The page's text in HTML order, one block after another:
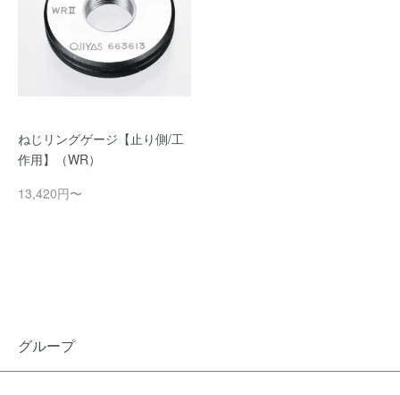
ねじリングゲージ【止り側/工
作用】（WR）
13,420円〜
グループ